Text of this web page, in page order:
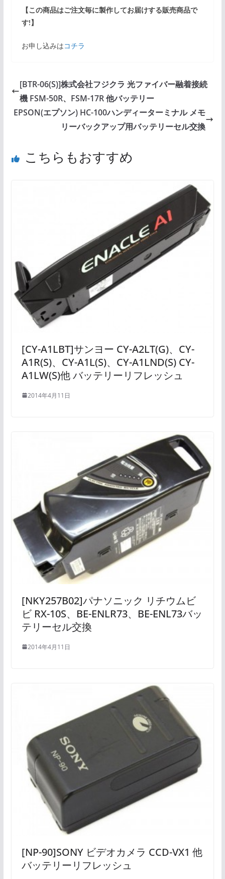
【この商品はご注文毎に製作してお届けする販売商品で
す!】
お申し込みはコチラ
[BTR-06(S)]株式会社フジクラ 光ファイバー融着接続
機 FSM-50R、FSM-17R 他バッテリー
EPSON(エプソン) HC-100ハンディーターミナル メモ
リーバックアップ用バッテリーセル交換
こちらもおすすめ
[CY-A1LBT]サンヨー CY-A2LT(G)、CY-
A1R(S)、CY-A1L(S)、CY-A1LND(S) CY-
A1LW(S)他 バッテリーリフレッシュ
2014年4月11日
[NKY257B02]パナソニック リチウムビ
ビ RX-10S、BE-ENLR73、BE-ENL73バッ
テリーセル交換
2014年4月11日
[NP-90]SONY ビデオカメラ CCD-VX1 他
バッテリーリフレッシュ